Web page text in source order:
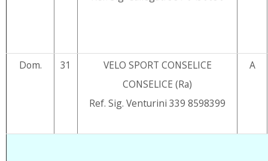
Dom. 31
VELO SPORT CONSELICE
CONSELICE (Ra)
Ref. Sig. Venturini 339 8598399
A